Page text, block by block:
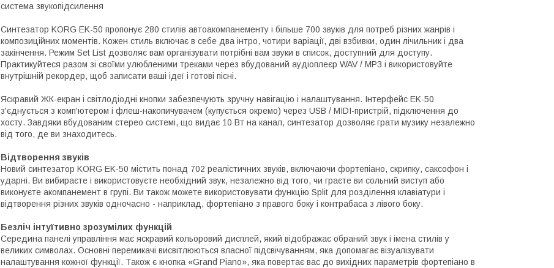
система звукопідсилення
Синтезатор KORG EK-50 пропонує 280 стилів автоакомпанементу і більше 700 звуків для потреб різних жанрів і
композиційних моментів. Кожен стиль включає в себе два інтро, чотири варіації, дві взбивки, один лічильник і два
закінчення. Режим Set List дозволяє вам організувати потрібні вам звуки в список, доступний для доступу.
Практикуйтеся разом зі своїми улюбленими треками через вбудований аудіоплеєр WAV / MP3 і використовуйте
внутрішній рекордер, щоб записати ваші ідеї і готові пісні.
Яскравий ЖК-екран і світлодіодні кнопки забезпечують зручну навігацію і налаштування. Інтерфейс EK-50
з'єднується з комп'ютером і флеш-накопичувачем (купується окремо) через USB / MIDI-пристрій, підключення до
хосту. Завдяки вбудованим стерео системі, що видає 10 Вт на канал, синтезатор дозволяє грати музику незалежно
від того, де ви знаходитесь.
Відтворення звуків
Новий синтезатор KORG EK-50 містить понад 702 реалістичних звуків, включаючи фортепіано, скрипку, саксофон і
ударні. Ви вибираєте і використовуєте необхідний звук, незалежно від того, чи граєте ви сольний виступ або
виконуєте акомпанемент в групі. Ви також можете використовувати функцію Split для розділення клавіатури і
відтворення різних звуків одночасно - наприклад, фортепіано з правого боку і контрабаса з лівого боку.
Безліч інтуїтивно зрозумілих функцій
Середина панелі управління має яскравий кольоровий дисплей, який відображає обраний звук і імена стилів у
великих символах. Основні перемикачі висвітлюються власної підсвічуванням, яка допомагає візуалізувати
налаштування кожної функції. Також є кнопка «Grand Piano», яка повертає вас до вихідних параметрів фортепіано в